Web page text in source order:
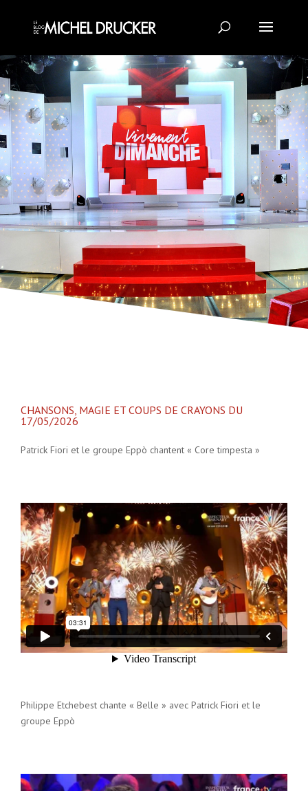
CHANSONS, MAGIE ET COUPS DE CRAYONS DU
17/05/2026
Patrick Fiori et le groupe Eppò chantent « Core timpesta »
Philippe Etchebest chante « Belle » avec Patrick Fiori et le
groupe Eppò